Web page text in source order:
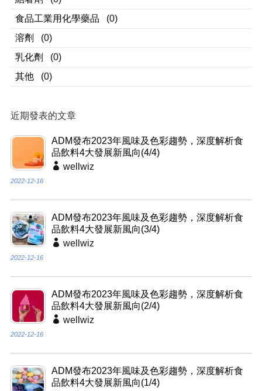
食品工業用化學藥品
(0)
溶劑
(0)
乳化劑
(0)
其他
(0)
近期發表的文章
ADM發布2023年風味及色彩趨勢，深度解析食
品飲料4大發展新風向(4/4)
wellwiz
2022-12-16
ADM發布2023年風味及色彩趨勢，深度解析食
品飲料4大發展新風向(3/4)
wellwiz
2022-12-16
ADM發布2023年風味及色彩趨勢，深度解析食
品飲料4大發展新風向(2/4)
wellwiz
2022-12-16
ADM發布2023年風味及色彩趨勢，深度解析食
品飲料4大發展新風向(1/4)